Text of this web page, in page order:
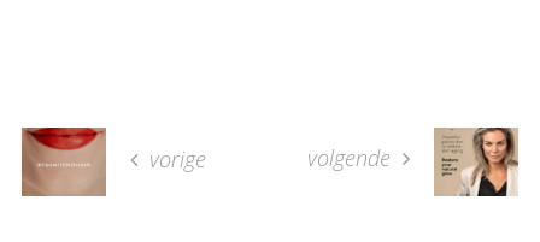
vorige volgende